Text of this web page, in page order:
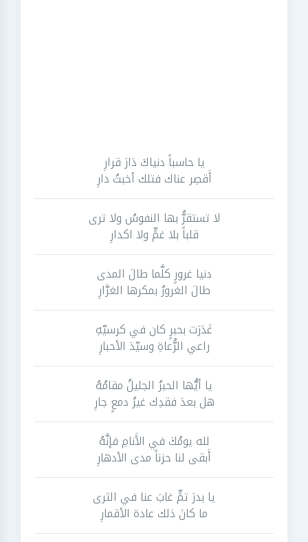
يا حاسباً دنياكَ دَارَ قرارِ
أَقصِر عناك فتلك أخبثُ دارِ
لا تستقرُّ بها النفوسُ ولا ترى
قلباً بلا غمٍّ ولا اكدارِ
دنيا غرورٍ كلَّما طالَ المدى
طالَ الغرورُ بمكرها الغرَّارِ
غَدَرَت بحبرٍ كان في كرسيّهِ
راعي الرُّعاةِ وسيّدَ الأحبارِ
يا أيُّها الحبرُ الجليلُ مقامُهُ
هل بعدَ فقدِك غيرُ دمعٍ جارِ
لله يومُكَ في الأَنامِ فإنَّهُ
أَبقى لنا حزناً مدى الأدهارِ
يا بدرَ تمٍّ غابَ عنا في الثرى
ما كانَ ذلك عادة الأقمارِ